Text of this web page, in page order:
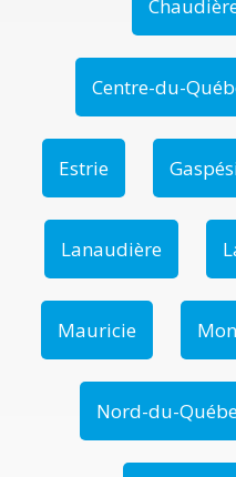
Centre-du-
Estrie
Lanaudière
Mauricie
Nord-du-